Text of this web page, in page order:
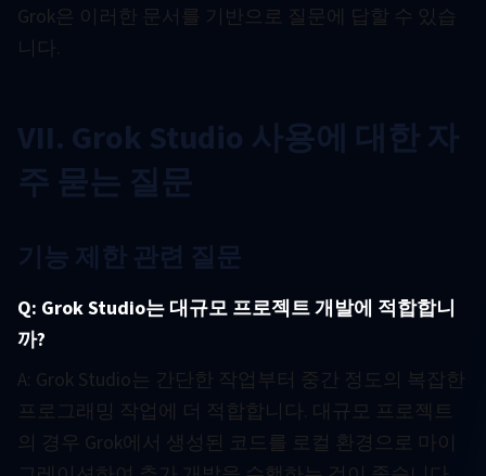
Grok은 이러한 문서를 기반으로 질문에 답할 수 있습
니다.
VII. Grok Studio 사용에 대한 자
주 묻는 질문
기능 제한 관련 질문
Q: Grok Studio는 대규모 프로젝트 개발에 적합합니
까?
A: Grok Studio는 간단한 작업부터 중간 정도의 복잡한
프로그래밍 작업에 더 적합합니다. 대규모 프로젝트
의 경우 Grok에서 생성된 코드를 로컬 환경으로 마이